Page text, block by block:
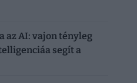
az AI: vajon tényleg
segít a